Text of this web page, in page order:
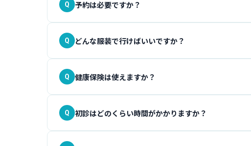
Q 予約は必要ですか？
Q どんな服装で行けばいいですか？
Q 健康保険は使えますか？
原因のはっきりとしたケガ
Q 初診はどのくらい時間がかかりますか？